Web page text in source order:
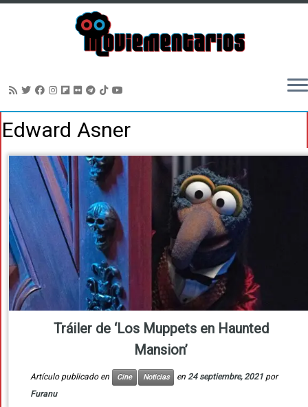
Saltar
alEdward Asner
Tráiler de ‘Los Muppets en Haunted
Mansion’
Artículo publicado en Cine Noticias en 24 septiembre, 2021 por
Furanu